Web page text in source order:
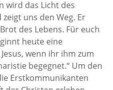
wird das Licht des
uns den Weg. Er
des Lebens. Für euch
heute eine
wenn ihr ihm zum
begegnet.“ Um den
Erstkommunikanten